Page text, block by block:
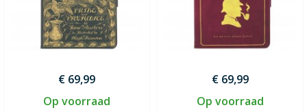
€ 69,99
Op voorraad
€ 69,99
Op voorraad